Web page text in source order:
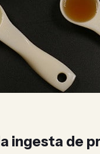
ingesta de